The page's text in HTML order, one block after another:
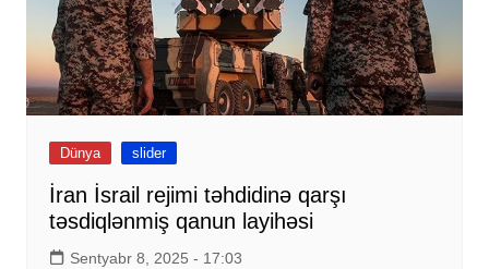
Dünya slider
İran İsrail rejimi təhdidinə qarşı
təsdiqlənmiş qanun layihəsi
Sentyabr 8, 2025 - 17:03